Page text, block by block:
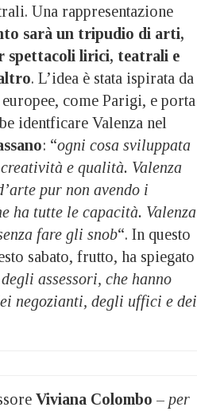
Una rappresentazione
sarà un tripudio di arti,
spettacoli lirici, teatrali e
. L’idea è stata ispirata da
come Parigi, e porta
identficare Valenza nel
: “ogni cosa sviluppata
e qualità. Valenza
pur non avendo i
ha tutte le capacità. Valenza
fare gli snob“. In questo
sabato, frutto, ha spiegato
assessori, che hanno
negozianti, degli uffici e dei
Viviana Colombo – per